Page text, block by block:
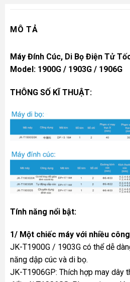
MÔ TẢ
Máy Đính Cúc, Di Bọ Điện Tử
Model: 1900G / 1903G / 1906G
THÔNG SỐ KĨ THUẬT:
Tính năng nổi bật:
1/ Một chiếc máy với nhiều
JK-T1900G / 1903G có thể dễ
năng dập cúc và di bọ.
JK-T1906GP: Thích hợp may dây